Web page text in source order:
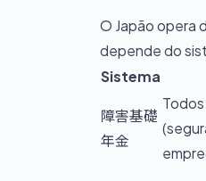
O Japão opera
depende do
Sistema
障害基礎
年金